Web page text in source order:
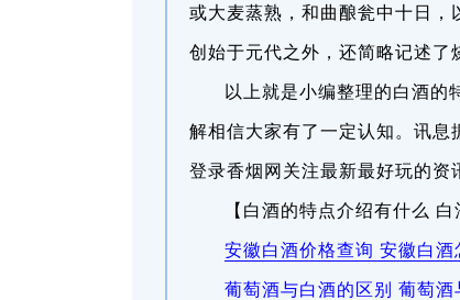
或大麦蒸熟，和曲酿瓮中十日，
创始于元代之外，还简略记述了
以上就是小编整理的白酒的
解相信大家有了一定认知。讯息
登录香烟网关注最新最好玩的资
【白酒的特点介绍有什么
安徽白酒价格查询 安徽白酒
葡萄酒与白酒的区别 葡萄酒